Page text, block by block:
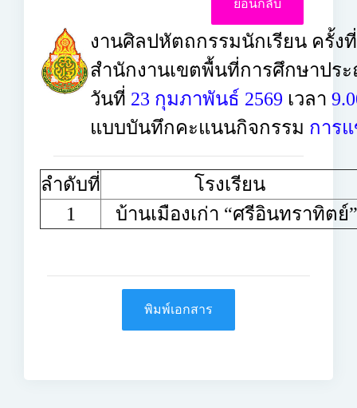
งานศิลปหัตถกรรมนักเรียน ครั้ง
สำนักงานเขตพื้นที่การศึกษาปร
วันที่ 23 กุมภาพันธ์ 2569 เวลา
แบบบันทึกคะแนนกิจกรรม การ
ลำดับที่
โรงเรียน
1
บ้านเมืองเก่า “ศรีอินทราทิตย์”